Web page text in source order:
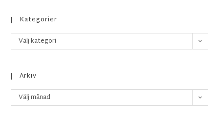
Kategorier
Välj kategori
Arkiv
Välj månad